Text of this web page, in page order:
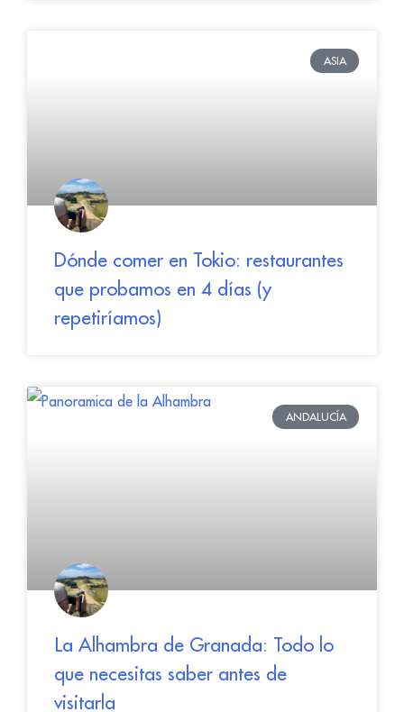
ASIA
Dónde comer en Tokio: restaurantes
que probamos en 4 días (y
repetiríamos)
ANDALUCÍA
La Alhambra de Granada: Todo lo
que necesitas saber antes de
visitarla